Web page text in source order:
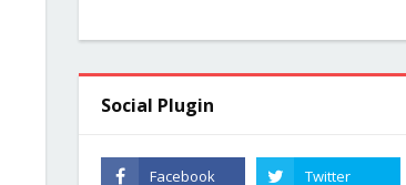
Social Plugin